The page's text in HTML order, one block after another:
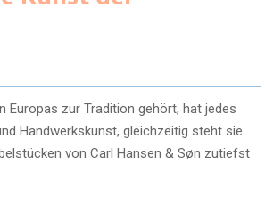
Europas zur Tradition gehört, hat jedes
Handwerkskunst, gleichzeitig steht sie
von Carl Hansen & Søn zutiefst